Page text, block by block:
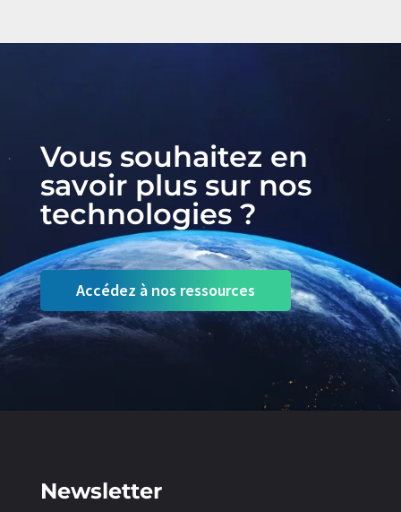
Vous souhaitez en
savoir plus sur nos
technologies ?
Accédez à nos ressources
Newsletter